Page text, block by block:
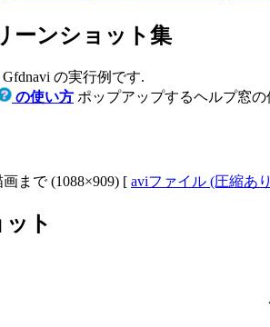
ーンショット集
Gfdnavi の実行例です.
の使い方 ポップアップするヘルプ窓
まで (1088×909) [ aviファイル (圧縮あ
ト